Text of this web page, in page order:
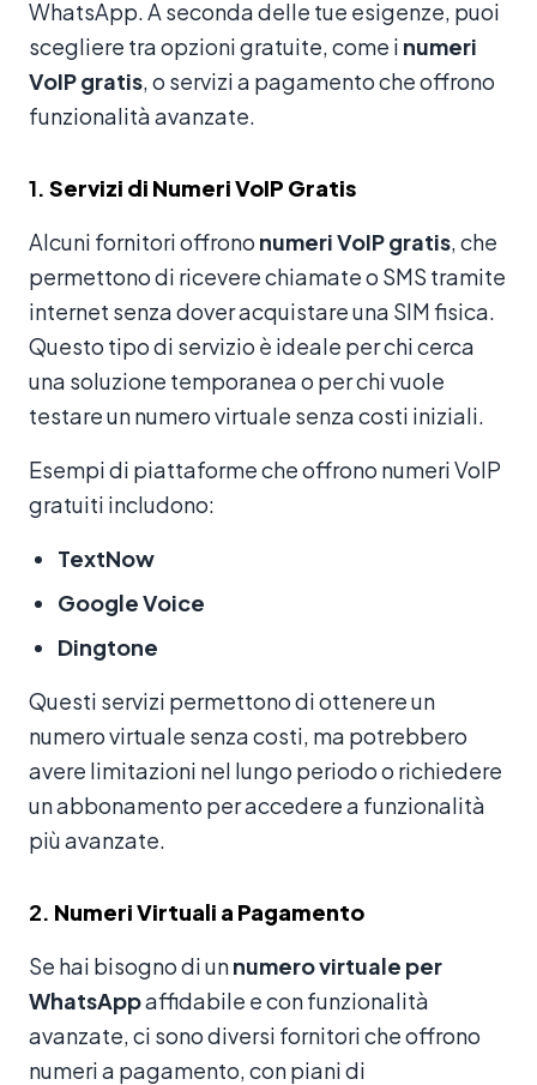
WhatsApp. A seconda delle tue esigenze, puoi
scegliere tra opzioni gratuite, come i numeri
VoIP gratis , o servizi a pagamento che offrono
funzionalità avanzate.
1. Servizi di Numeri VoIP Gratis
Alcuni fornitori offrono numeri VoIP gratis , che
permettono di ricevere chiamate o SMS tramite
internet senza dover acquistare una SIM fisica.
Questo tipo di servizio è ideale per chi cerca
una soluzione temporanea o per chi vuole
testare un numero virtuale senza costi iniziali.
Esempi di piattaforme che offrono numeri VoIP
gratuiti includono:
TextNow
Google Voice
Dingtone
Questi servizi permettono di ottenere un
numero virtuale senza costi, ma potrebbero
avere limitazioni nel lungo periodo o richiedere
un abbonamento per accedere a funzionalità
più avanzate.
2. Numeri Virtuali a Pagamento
Se hai bisogno di unnumero virtuale per
WhatsAppaffidabile e con funzionalità
avanzate, ci sono diversi fornitori che offrono
numeri a pagamento, con piani di